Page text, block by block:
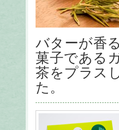
バターが香
菓子である
茶をプラス
た。